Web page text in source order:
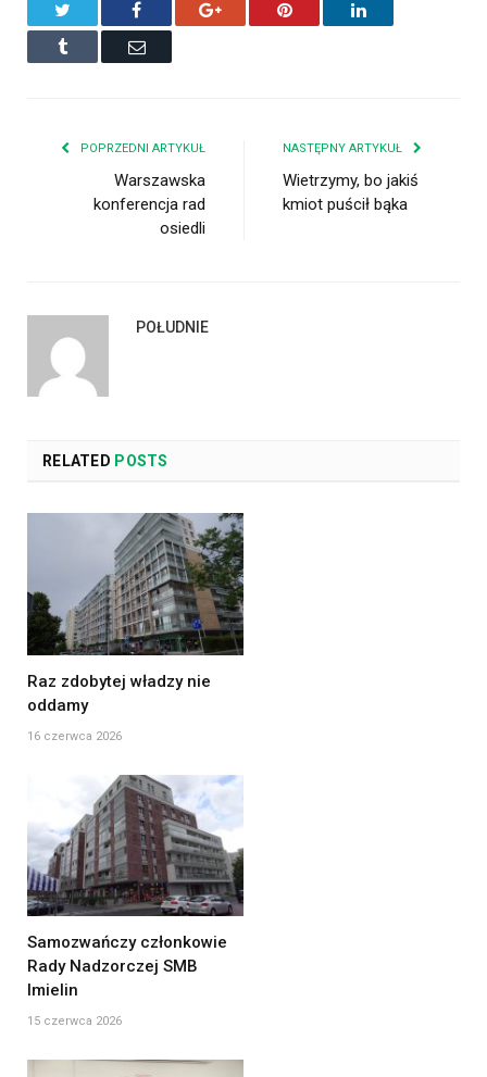
Facebook Google+ Pinterest LinkedIn
Tumblr Email
POPRZEDNI ARTYKUŁ
Warszawska
konferencja rad
osiedli
NASTĘPNY ARTYKUŁ
Wietrzymy, bo jakiś
kmiot puścił bąka
POŁUDNIE
RELATED POSTS
Raz zdobytej władzy nie
oddamy
16 czerwca 2026
Samozwańczy członkowie
Rady Nadzorczej SMB
Imielin
15 czerwca 2026